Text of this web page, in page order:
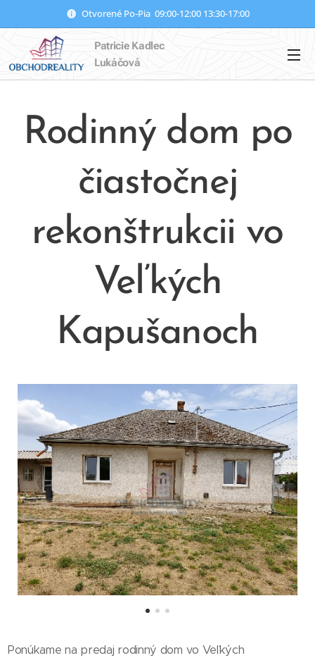
Otvorené Po-Pia 09:00-12:00 13:30-17:00
Patricie Kadlec
Lukáčová
Rodinný dom po
čiastočnej
rekonštrukcii vo
Veľkých
Kapušanoch
Ponúkame na predaj rodinný dom vo Veľkých